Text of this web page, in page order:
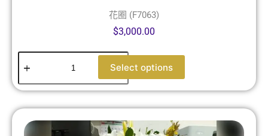
花圈 (F7063)
$3,000.00
Select options